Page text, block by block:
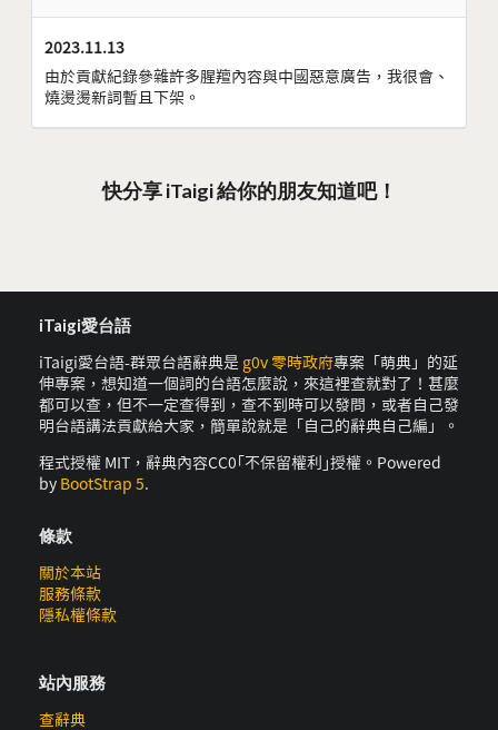
2023.11.13
由於貢獻紀錄參雜許多腥羶內容與中國惡意廣告，我很會、
燒燙燙新詞暫且下架。
快分享 iTaigi 給你的朋友知道吧！
iTaigi愛台語
iTaigi愛台語-群眾台語辭典是 g0v 零時政府專案「萌典」的延
伸專案，想知道一個詞的台語怎麼說，來這裡查就對了！甚麼
都可以查，但不一定查得到，查不到時可以發問，或者自己發
明台語講法貢獻給大家，簡單說就是「自己的辭典自己編」。
程式授權 MIT，辭典內容CC0｢不保留權利｣授權。Powered
by BootStrap 5.
條款
關於本站
服務條款
隱私權條款
站內服務
查辭典